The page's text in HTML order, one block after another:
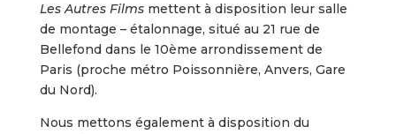
Les Autres Filmsmettent à disposition leur salle
de montage – étalonnage, situé au 21 rue de
Bellefond dans le 10ème arrondissement de
Paris (proche métro Poissonnière, Anvers, Gare
du Nord).
Nous mettons également à disposition du